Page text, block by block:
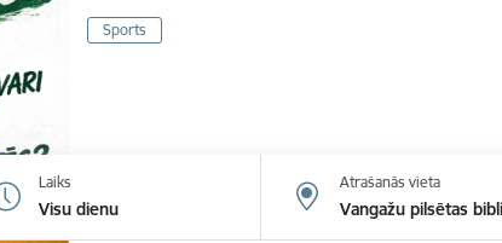
Sports
Laiks
Visu dienu
Atrašanās vieta
Vangažu pilsētas